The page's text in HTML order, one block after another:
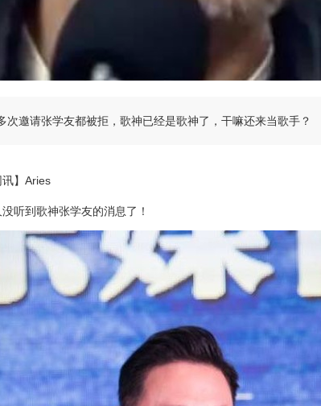
次邀请张学友都被拒，歌神已经是歌神了，干嘛还来当歌手？
讯】Aries
听到歌神张学友的消息了！